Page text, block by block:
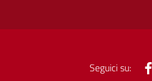
Seguici su: